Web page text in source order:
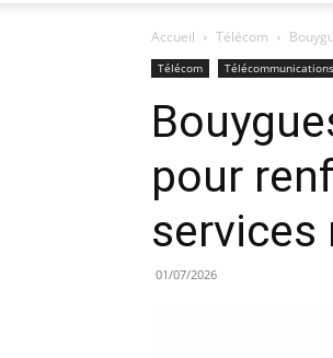
Accueil Télécom
Télécom
pour
services
01/07/2026